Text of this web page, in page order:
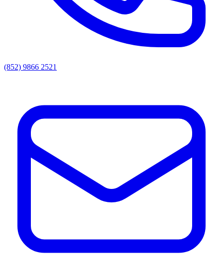
(852) 9866 2521